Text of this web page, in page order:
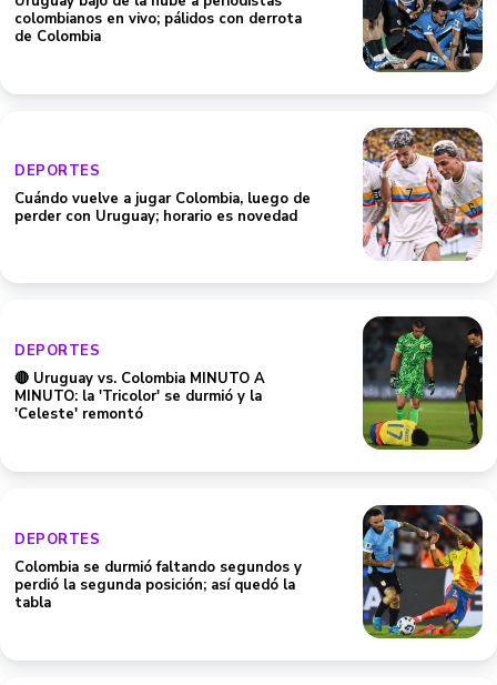
colombianos en vivo; pálidos con derrota
de Colombia
DEPORTES
Cuándo vuelve a jugar Colombia, luego de
perder con Uruguay; horario es novedad
DEPORTES
🔴 Uruguay vs. Colombia MINUTO A
MINUTO: la 'Tricolor' se durmió y la
'Celeste' remontó
DEPORTES
Colombia se durmió faltando segundos y
perdió la segunda posición; así quedó la
tabla